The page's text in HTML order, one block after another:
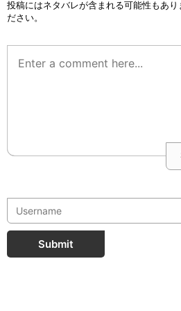
投稿にはネタバレが含まれる可能性もあ
ださい。
Submit